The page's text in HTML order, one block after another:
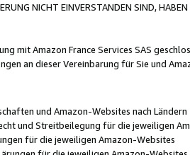
NICHT EINVERSTANDEN SIND,
mit Amazon France Services SAS
an dieser Vereinbarung für Sie und
und Amazon-Websites nach Ländern
und Streitbeilegung für die jeweiligen
für die jeweiligen Amazon-Websites